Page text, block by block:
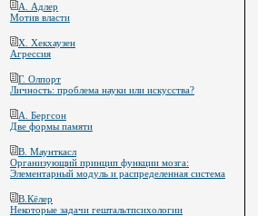
А. Адлер
Мотив власти
Х. Хекхаузен
Агрессия
Г. Олпорт
Личность: проблема науки или искусства?
A. Бергсон
Две формы памяти
В. Маунткасл
Организующий принцип функции мозга:
Элементарный модуль и распределенная система
В.Кёлер
Некоторые задачи гештальтпсихологии